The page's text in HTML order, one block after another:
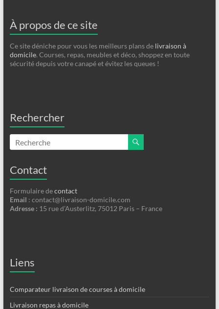
À propos de ce site
Ce site déniche pour vous les meilleurs plans de livraison à
domicile. Courses, repas, meubles et déco, shoppez en toute
sécurité depuis votre canapé et évitez les queues !
Rechercher
Contact
Formulaire decontact
Email : contact@livraison-domicile.com
Adresse : 15 rue d’Austerlitz, 75012 Paris – France
Liens
Comparateur livraison de courses à domicile
Livraison repas à domicile